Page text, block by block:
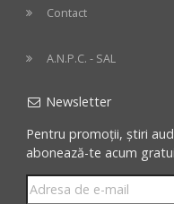
Contact
A.N.P.C. - SAL
Newsletter
Pentru promoții, știri
abonează-te acum